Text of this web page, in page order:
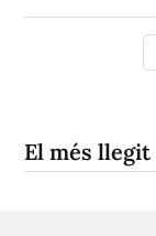
El més llegit